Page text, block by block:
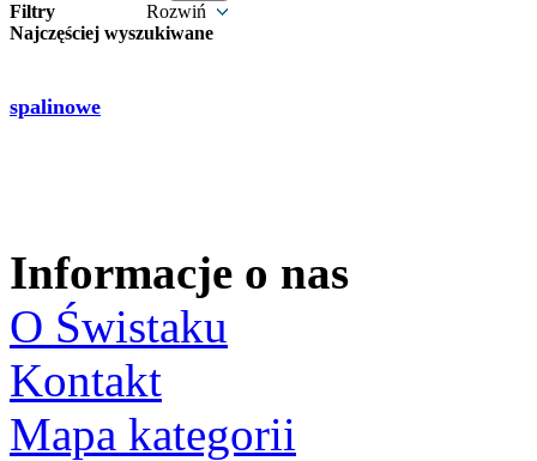
Filtry
Rozwiń
Najczęściej wyszukiwane
spalinowe
Informacje o nas
O Świstaku
Kontakt
Mapa kategorii